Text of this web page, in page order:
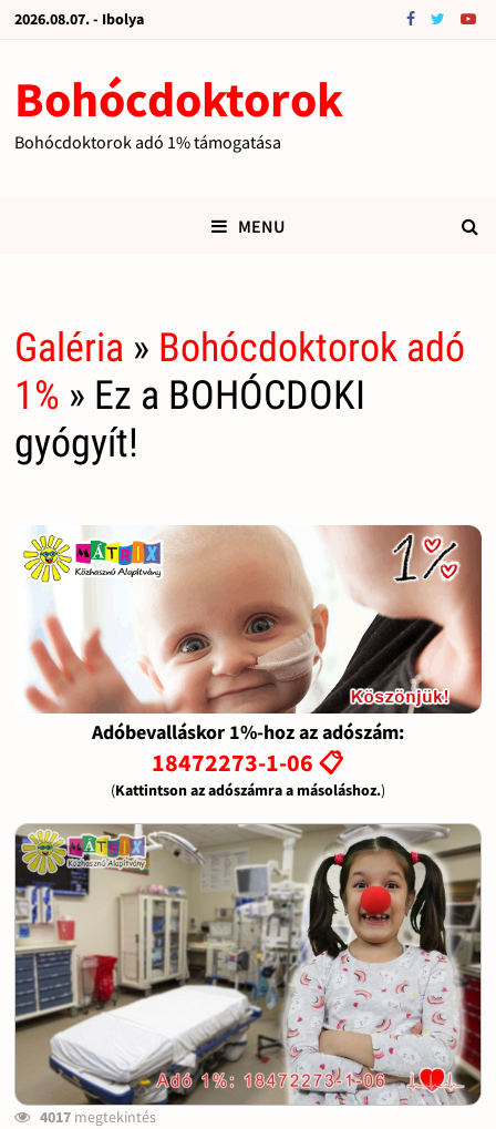
2026.08.07. - Ibolya
Bohócdoktorok
Bohócdoktorok adó 1% támogatása
MENU
Galéria » Bohócdoktorok adó
1% » Ez a BOHÓCDOKI
gyógyít!
Adóbevalláskor 1%-hoz az adószám:
18472273-1-06 📋
(Kattintson az adószámra a másoláshoz.)
4017megtekintés